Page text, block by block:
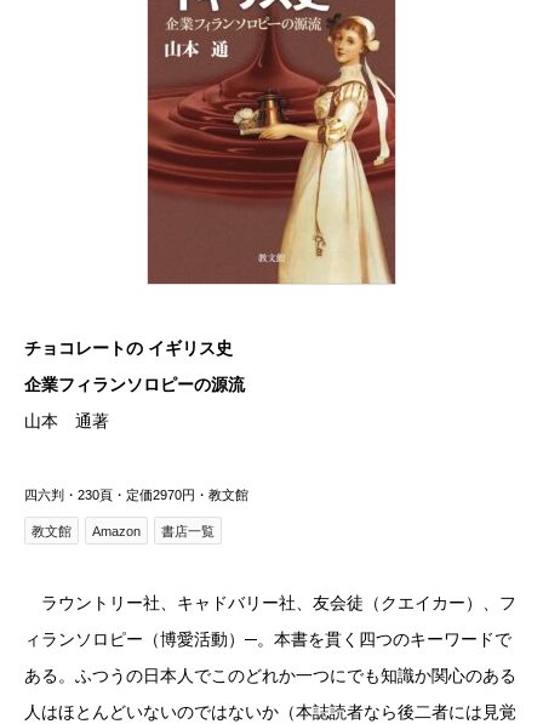
チョコレートの イギリス史
企業フィランソロピーの源流
山本 通著
四六判・230頁・定価2970円・教文館
教文館 Amazon 書店一覧
ラウントリー社、キャドバリー社、友会徒（クエイカー）、フ
ィランソロピー（博愛活動）─。本書を貫く四つのキーワードで
ある。ふつうの日本人でこのどれか一つにでも知識か関心のある
人はほとんどいないのではないか（本誌読者なら後二者には見覚